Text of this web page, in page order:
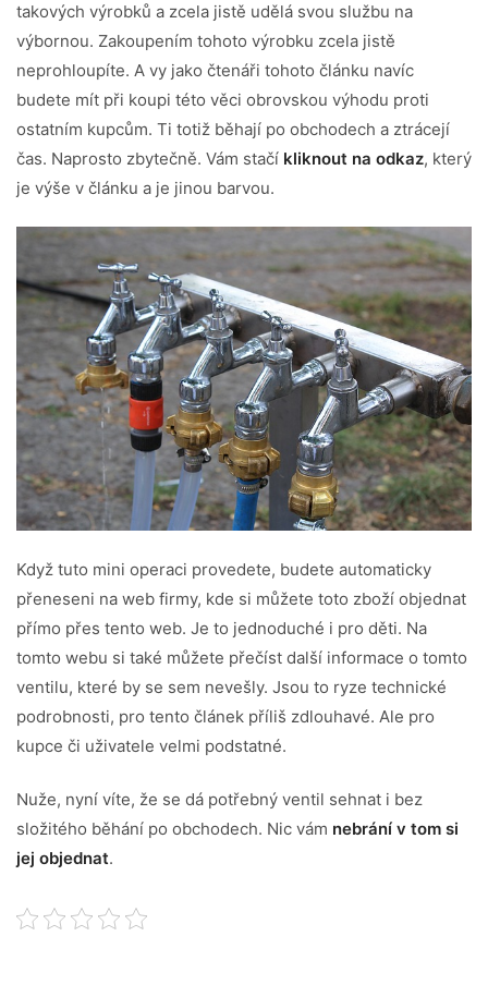
takových výrobků a zcela jistě udělá svou službu na
výbornou. Zakoupením tohoto výrobku zcela jistě
neprohloupíte. A vy jako čtenáři tohoto článku navíc
budete mít při koupi této věci obrovskou výhodu proti
ostatním kupcům. Ti totiž běhají po obchodech a ztrácejí
čas. Naprosto zbytečně. Vám stačí kliknout na odkaz, který
je výše v článku a je jinou barvou.
Když tuto mini operaci provedete, budete automaticky
přeneseni na web firmy, kde si můžete toto zboží objednat
přímo přes tento web. Je to jednoduché i pro děti. Na
tomto webu si také můžete přečíst další informace o tomto
ventilu, které by se sem nevešly. Jsou to ryze technické
podrobnosti, pro tento článek příliš zdlouhavé. Ale pro
kupce či uživatele velmi podstatné.
Nuže, nyní víte, že se dá potřebný ventil sehnat i bez
složitého běhání po obchodech. Nic vám nebrání v tom si
jej objednat.